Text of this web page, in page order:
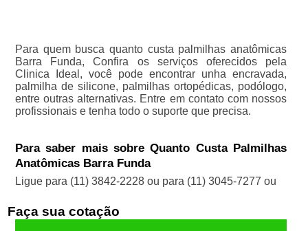
Para quem busca quanto custa palmilhas anatômicas
Barra Funda, Confira os serviços oferecidos pela
Clinica Ideal, você pode encontrar unha encravada,
palmilha de silicone, palmilhas ortopédicas, podólogo,
entre outras alternativas. Entre em contato com nossos
profissionais e tenha todo o suporte que precisa.
Para saber mais sobre Quanto Custa Palmilhas
Anatômicas Barra Funda
Ligue para (11) 3842-2228ou para (11) 3045-7277 ou
Faça sua cotação